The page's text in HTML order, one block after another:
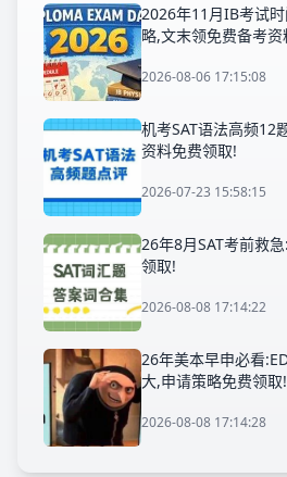
2026年11月IB考试
略,文末领免费备考资
2026-08-06 17:15:08
机考SAT语法高频12
资料免费领取!
2026-07-23 15:58:15
26年8月SAT考前救
领取!
2026-08-08 17:14:22
26年美本早申必看
大,申请策略免费领取!
2026-08-08 17:14:28